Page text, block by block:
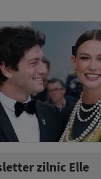
zilnic Elle